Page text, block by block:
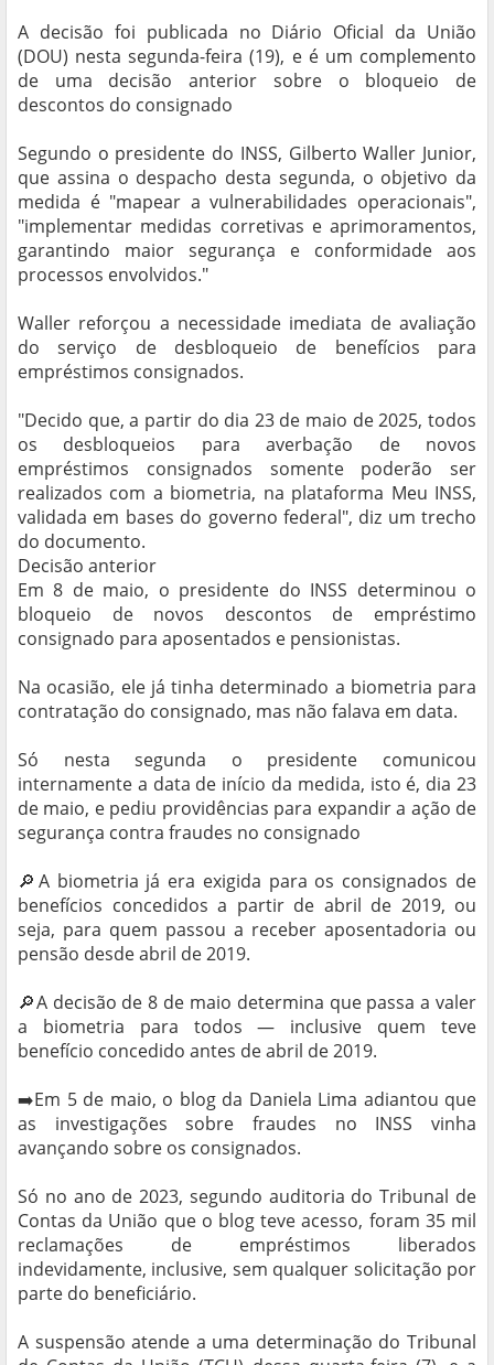
A decisão foi publicada no Diário Oficial da União
(DOU) nesta segunda-feira (19), e é um complemento
de uma decisão anterior sobre o bloqueio de
descontos do consignado
Segundo o presidente do INSS, Gilberto Waller Junior,
que assina o despacho desta segunda, o objetivo da
medida é "mapear a vulnerabilidades operacionais",
"implementar medidas corretivas e aprimoramentos,
garantindo maior segurança e conformidade aos
processos envolvidos."
Waller reforçou a necessidade imediata de avaliação
do serviço de desbloqueio de benefícios para
empréstimos consignados.
"Decido que, a partir do dia 23 de maio de 2025, todos
os desbloqueios para averbação de novos
empréstimos consignados somente poderão ser
realizados com a biometria, na plataforma Meu INSS,
validada em bases do governo federal", diz um trecho
do documento.
Decisão anterior
Em 8 de maio, o presidente do INSS determinou o
bloqueio de novos descontos de empréstimo
consignado para aposentados e pensionistas.
Na ocasião, ele já tinha determinado a biometria para
contratação do consignado, mas não falava em data.
Só nesta segunda o presidente comunicou
internamente a data de início da medida, isto é, dia 23
de maio, e pediu providências para expandir a ação de
segurança contra fraudes no consignado
🔎A biometria já era exigida para os consignados de
benefícios concedidos a partir de abril de 2019, ou
seja, para quem passou a receber aposentadoria ou
pensão desde abril de 2019.
🔎A decisão de 8 de maio determina que passa a valer
a biometria para todos — inclusive quem teve
benefício concedido antes de abril de 2019.
➡️Em 5 de maio, o blog da Daniela Lima adiantou que
as investigações sobre fraudes no INSS vinha
avançando sobre os consignados.
Só no ano de 2023, segundo auditoria do Tribunal de
Contas da União que o blog teve acesso, foram 35 mil
reclamações de empréstimos liberados
indevidamente, inclusive, sem qualquer solicitação por
parte do beneficiário.
A suspensão atende a uma determinação do Tribunal